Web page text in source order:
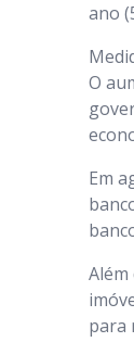
ano
O
Em
para